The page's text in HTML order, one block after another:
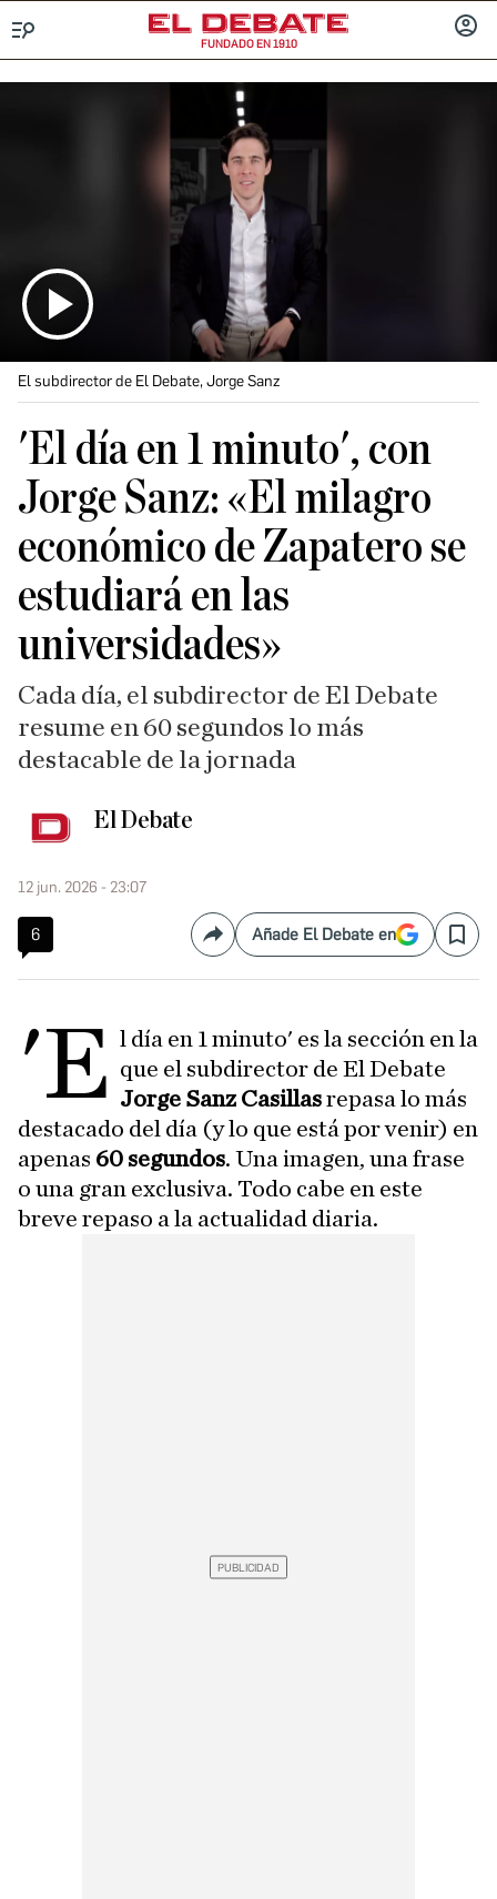
FUNDADO EN 1910
El subdirector de El Debate, Jorge Sanz
'El día en 1 minuto', con
Jorge Sanz: «El milagro
económico de Zapatero se
estudiará en las
universidades»
Cada día, el subdirector de El Debate
resume en 60 segundos lo más
destacable de la jornada
El Debate
12 jun. 2026 - 23:07
6 CompartirAñade El Debate en Save
'E l día en 1 minuto' es la sección en la
que el subdirector de El Debate
Jorge Sanz Casillasrepasa lo más
destacado del día (y lo que está por venir) en
apenas 60 segundos. Una imagen, una frase
o una gran exclusiva. Todo cabe en este
breve repaso a la actualidad diaria.